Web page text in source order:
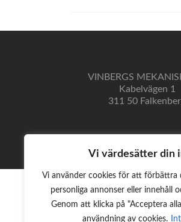
Vi värdesätter din
Vi använder cookies för att förbättra
personliga annonser eller innehåll
Genom att klicka på "Acceptera
användning av cookies.
VINBERGS
Kabelvägen 1
311 50